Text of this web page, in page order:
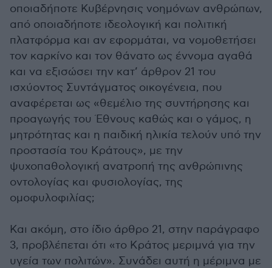
οποιαδήποτε Κυβέρνησις νοημόνων ανθρώπων,
από οποιαδήποτε ιδεολογική και πολιτική
πλατφόρμα και αν εφορμάται, να νομοθετήσει
τον καρκίνο και τον θάνατο ως έννομα αγαθά
και να εξισώσει την κατ’ άρθρον 21 του
ισχύοντος Συντάγματος οικογένεια, που
αναφέρεται ως «θεμέλιο της συντήρησης και
προαγωγής του Έθνους καθώς και ο γάμος, η
μητρότητας και η παιδική ηλικία τελούν υπό την
προστασία του Κράτους», με την
ψυχοπαθολογική ανατροπή της ανθρώπινης
οντολογίας και φυσιολογίας, της
ομοφυλοφιλίας;
Και ακόμη, στο ίδιο άρθρο 21, στην παράγραφο
3, προβλέπεται ότι «το Κράτος μεριμνά για την
υγεία των πολιτών». Συνάδει αυτή η μέριμνα με